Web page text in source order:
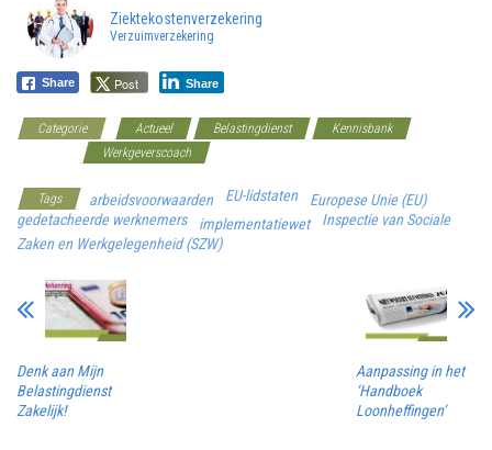
Ziektekostenverzekering
Verzuimverzekering
Share Post Share
Categorie Actueel Belastingdienst
Kennisbank
Werkgeverscoach
Tags arbeidsvoorwaarden EU-lidstaten
Europese Unie (EU)
gedetacheerde werknemers
implementatiewet
Inspectie van Sociale
Zaken en Werkgelegenheid (SZW)
Denk aan Mijn
Belastingdienst
Zakelijk!
Aanpassing in het
‘Handboek
Loonheffingen’